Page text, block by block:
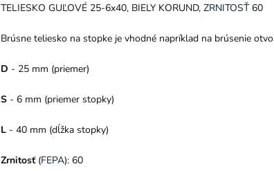
TELIESKO GUĽOVÉ 25-6x40, BIELY KORUND, ZRNITOSŤ60
Brúsne teliesko na stopke je vhodné napríklad na brúsenie
D - 25 mm (priemer)
S - 6 mm (priemer stopky)
L - 40 mm (dĺžka stopky)
Zrnitosť(FEPA): 60